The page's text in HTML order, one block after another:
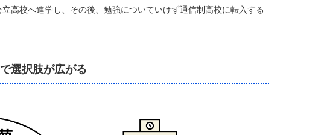
高校へ進学し、その後、勉強についていけず通信制高校に転入する
選択肢が広がる